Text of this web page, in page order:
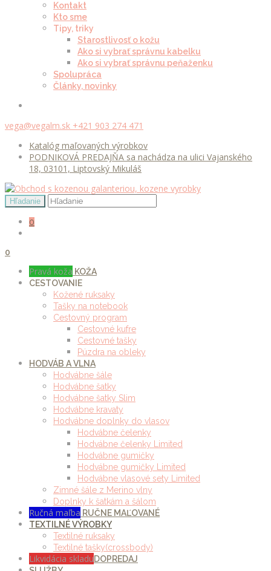
Kontakt
Kto sme
Tipy, triky
Starostlivosť o kožu
Ako si vybrať správnu kabelku
Ako si vybrať správnu peňaženku
Spolupráca
Články, novinky
vega@vegalm.sk +421 903 274 471
Katalóg maľovaných výrobkov
PODNIKOVÁ PREDAJŇA sa nachádza na ulici Vajanského
18, 03101, Liptovský Mikuláš
0
0
Pravá koža KOŽA
CESTOVANIE
Kožené ruksaky
Tašky na notebook
Cestovný program
Cestovné kufre
Cestovné tašky
Púzdra na obleky
HODVÁB A VLNA
Hodvábne šále
Hodvábne šatky
Hodvábne šatky Slim
Hodvábne kravaty
Hodvábne doplnky do vlasov
Hodvábne čelenky
Hodvábne čelenky Limited
Hodvábne gumičky
Hodvábne gumičky Limited
Hodvábne vlasové sety Limited
Zimné šále z Merino vlny
Doplnky k šatkám a šálom
Ručná maľba RUČNE MAĽOVANÉ
TEXTILNÉ VÝROBKY
Textilné ruksaky
Textilné tašky(crossbody)
Likvidácia skladuDOPREDAJ